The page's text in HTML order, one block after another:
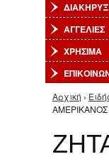
ΑΓΓΕΛΙΕΣ
ΧΡΗΣΙΜΑ
Είστε
Αρχική ›